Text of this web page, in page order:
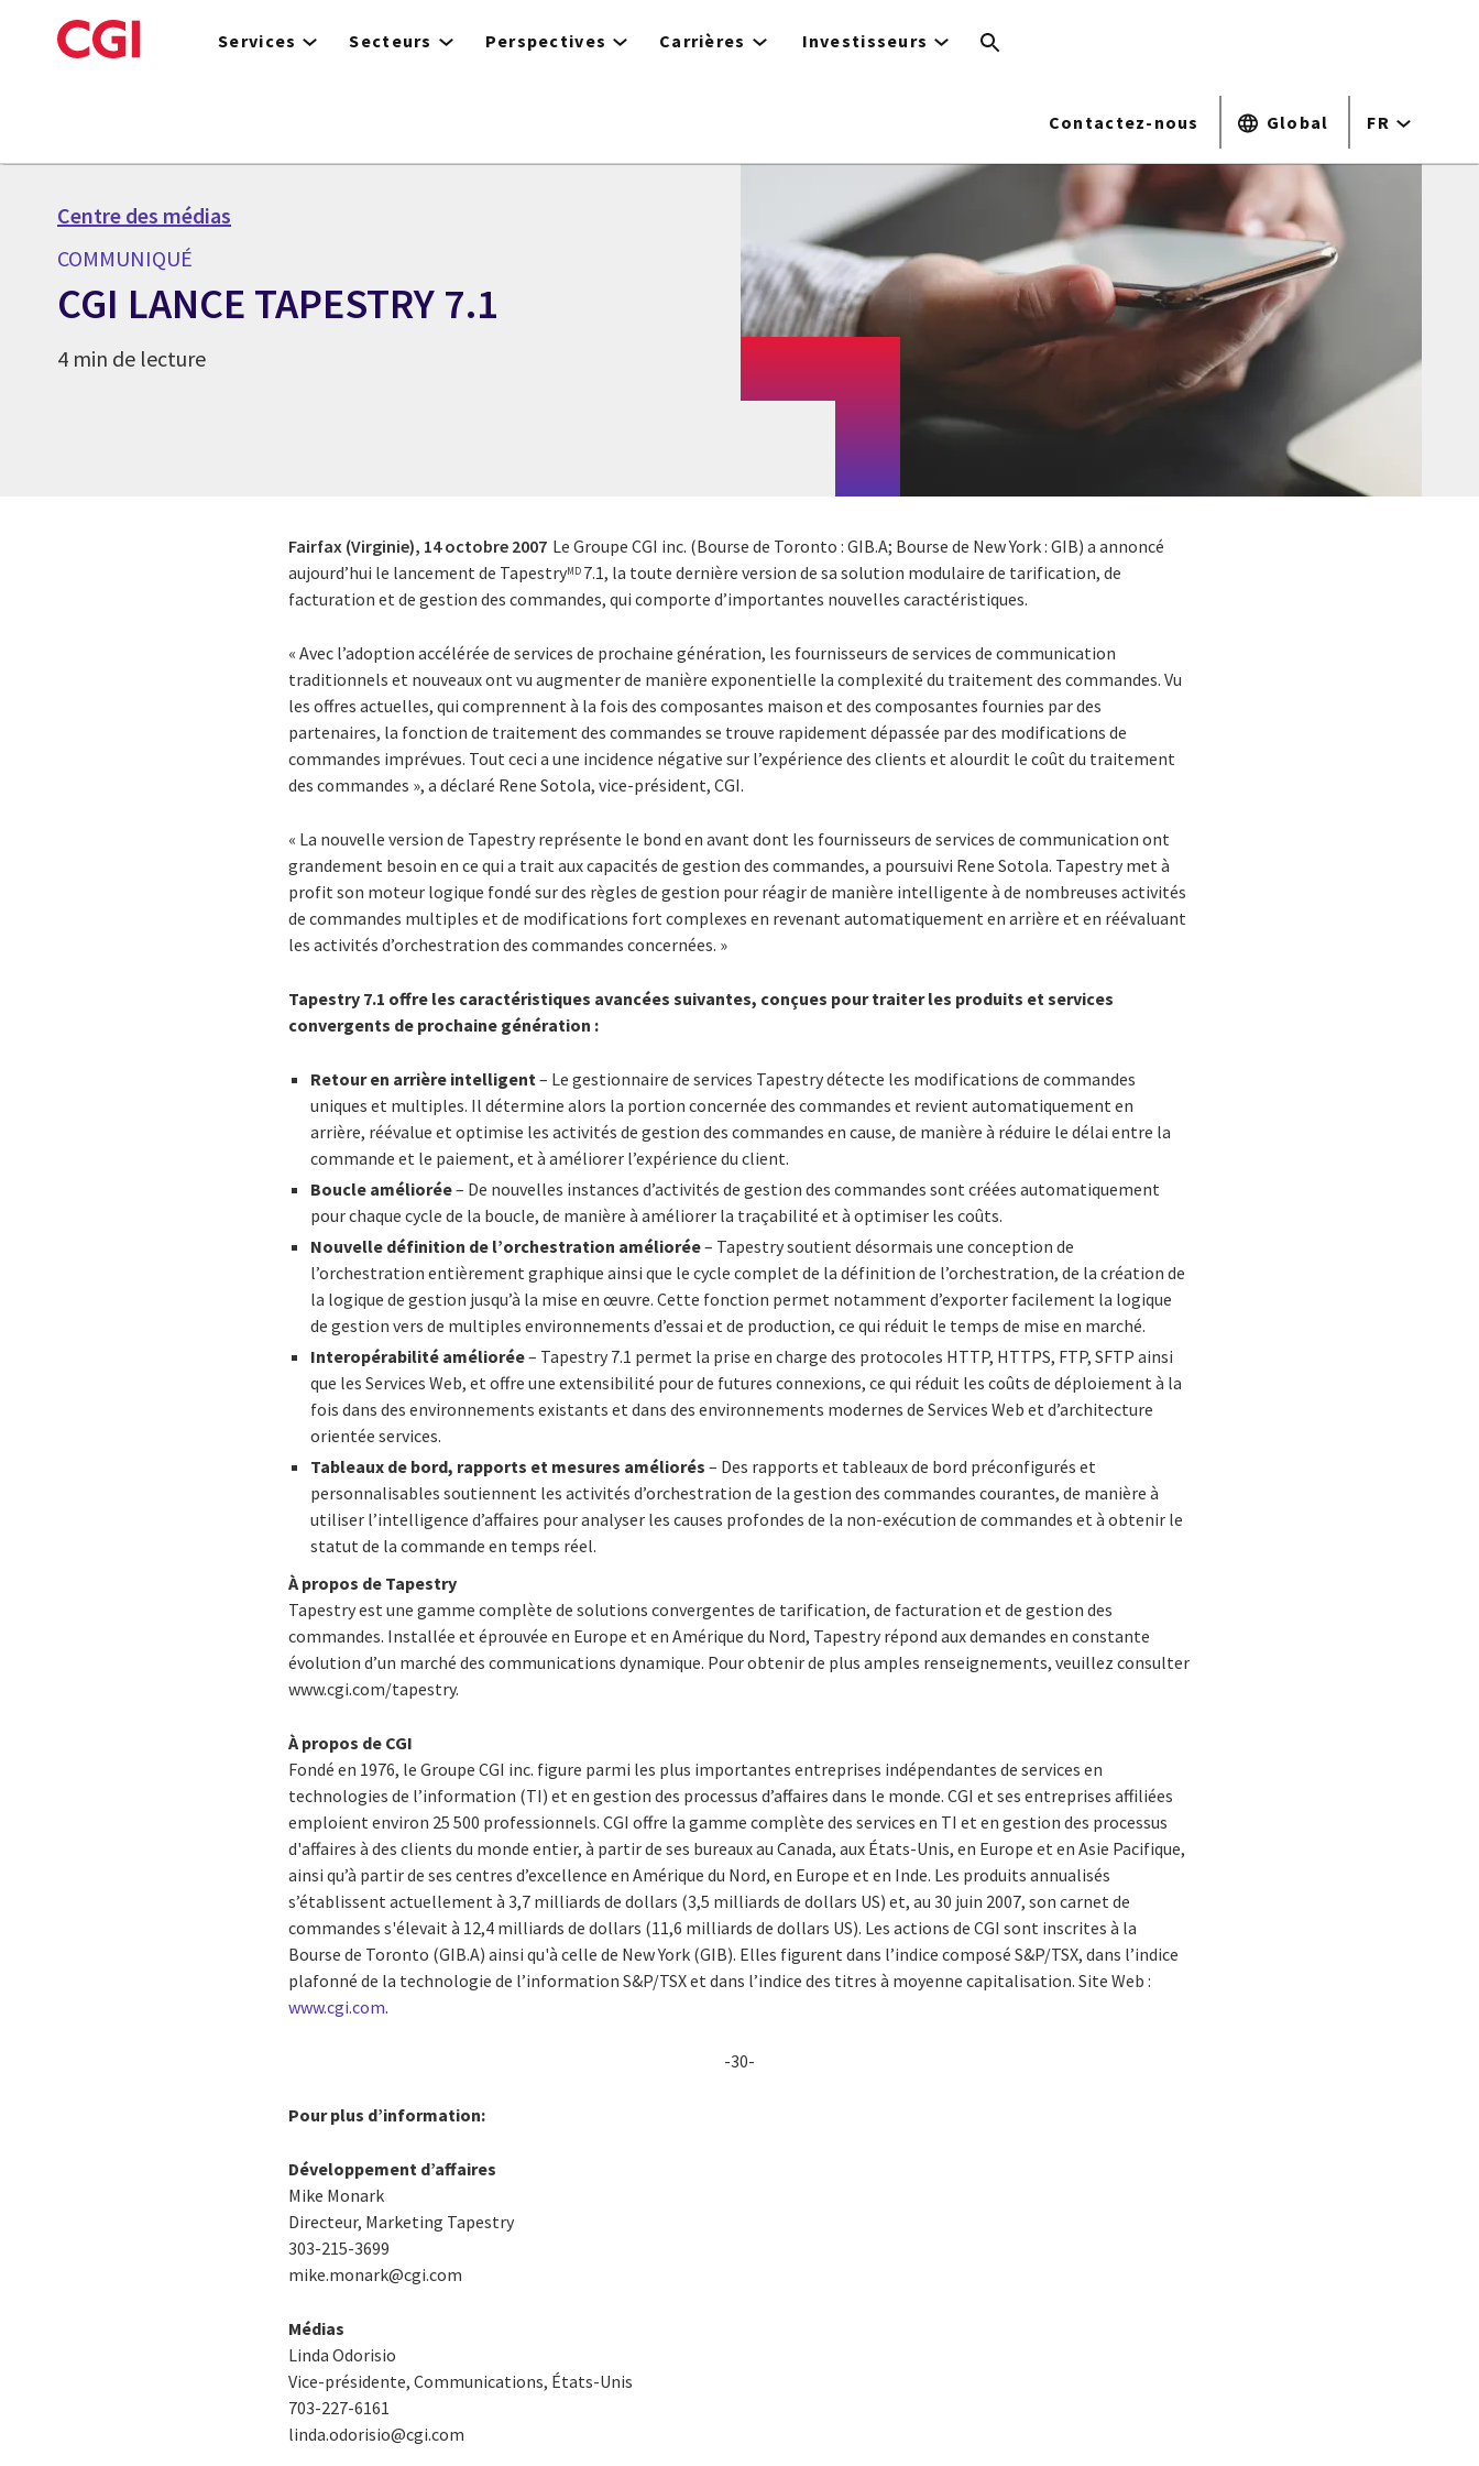
to
Services Secteurs Perspectives Carrières Investisseurs
Contactez-nous Global FR
Centre des médias
COMMUNIQUÉ
CGI LANCE TAPESTRY 7.1
4 min de lecture
Fairfax (Virginie), 14 octobre 2007 Le Groupe CGI inc. (Bourse de Toronto : GIB.A; Bourse de New York : GIB) a annoncé
aujourd’hui le lancement de TapestryMD 7.1, la toute dernière version de sa solution modulaire de tarification, de
facturation et de gestion des commandes, qui comporte d’importantes nouvelles caractéristiques.
« Avec l’adoption accélérée de services de prochaine génération, les fournisseurs de services de communication
traditionnels et nouveaux ont vu augmenter de manière exponentielle la complexité du traitement des commandes. Vu
les offres actuelles, qui comprennent à la fois des composantes maison et des composantes fournies par des
partenaires, la fonction de traitement des commandes se trouve rapidement dépassée par des modifications de
commandes imprévues. Tout ceci a une incidence négative sur l’expérience des clients et alourdit le coût du traitement
des commandes », a déclaré Rene Sotola, vice-président, CGI.
« La nouvelle version de Tapestry représente le bond en avant dont les fournisseurs de services de communication ont
grandement besoin en ce qui a trait aux capacités de gestion des commandes, a poursuivi Rene Sotola. Tapestry met à
profit son moteur logique fondé sur des règles de gestion pour réagir de manière intelligente à de nombreuses activités
de commandes multiples et de modifications fort complexes en revenant automatiquement en arrière et en réévaluant
les activités d’orchestration des commandes concernées. »
Tapestry 7.1 offre les caractéristiques avancées suivantes, conçues pour traiter les produits et services
convergents de prochaine génération :
Retour en arrière intelligent– Le gestionnaire de services Tapestry détecte les modifications de commandes
uniques et multiples. Il détermine alors la portion concernée des commandes et revient automatiquement en
arrière, réévalue et optimise les activités de gestion des commandes en cause, de manière à réduire le délai entre la
commande et le paiement, et à améliorer l’expérience du client.
Boucle améliorée– De nouvelles instances d’activités de gestion des commandes sont créées automatiquement
pour chaque cycle de la boucle, de manière à améliorer la traçabilité et à optimiser les coûts.
Nouvelle définition de l’orchestration améliorée– Tapestry soutient désormais une conception de
l’orchestration entièrement graphique ainsi que le cycle complet de la définition de l’orchestration, de la création de
la logique de gestion jusqu’à la mise en œuvre. Cette fonction permet notamment d’exporter facilement la logique
de gestion vers de multiples environnements d’essai et de production, ce qui réduit le temps de mise en marché.
Interopérabilité améliorée– Tapestry 7.1 permet la prise en charge des protocoles HTTP, HTTPS, FTP, SFTP ainsi
que les Services Web, et offre une extensibilité pour de futures connexions, ce qui réduit les coûts de déploiement à la
fois dans des environnements existants et dans des environnements modernes de Services Web et d’architecture
orientée services.
Tableaux de bord, rapports et mesures améliorés – Des rapports et tableaux de bord préconfigurés et
personnalisables soutiennent les activités d’orchestration de la gestion des commandes courantes, de manière à
utiliser l’intelligence d’affaires pour analyser les causes profondes de la non-exécution de commandes et à obtenir le
statut de la commande en temps réel.
À propos de Tapestry
Tapestry est une gamme complète de solutions convergentes de tarification, de facturation et de gestion des
commandes. Installée et éprouvée en Europe et en Amérique du Nord, Tapestry répond aux demandes en constante
évolution d’un marché des communications dynamique. Pour obtenir de plus amples renseignements, veuillez consulter
www.cgi.com/tapestry.
À propos de CGI
Fondé en 1976, le Groupe CGI inc. figure parmi les plus importantes entreprises indépendantes de services en
technologies de l’information (TI) et en gestion des processus d’affaires dans le monde. CGI et ses entreprises affiliées
emploient environ 25 500 professionnels. CGI offre la gamme complète des services en TI et en gestion des processus
d'affaires à des clients du monde entier, à partir de ses bureaux au Canada, aux États-Unis, en Europe et en Asie Pacifique,
ainsi qu’à partir de ses centres d’excellence en Amérique du Nord, en Europe et en Inde. Les produits annualisés
s’établissent actuellement à 3,7 milliards de dollars (3,5 milliards de dollars US) et, au 30 juin 2007, son carnet de
commandes s'élevait à 12,4 milliards de dollars (11,6 milliards de dollars US). Les actions de CGI sont inscrites à la
Bourse de Toronto (GIB.A) ainsi qu'à celle de New York (GIB). Elles figurent dans l’indice composé S&P/TSX, dans l’indice
plafonné de la technologie de l’information S&P/TSX et dans l’indice des titres à moyenne capitalisation. Site Web :
www.cgi.com.
-30-
Pour plus d’information:
Développement d’affaires
Mike Monark
Directeur, Marketing Tapestry
303-215-3699
mike.monark@cgi.com
Médias
Linda Odorisio
Vice-présidente, Communications, États-Unis
703-227-6161
linda.odorisio@cgi.com